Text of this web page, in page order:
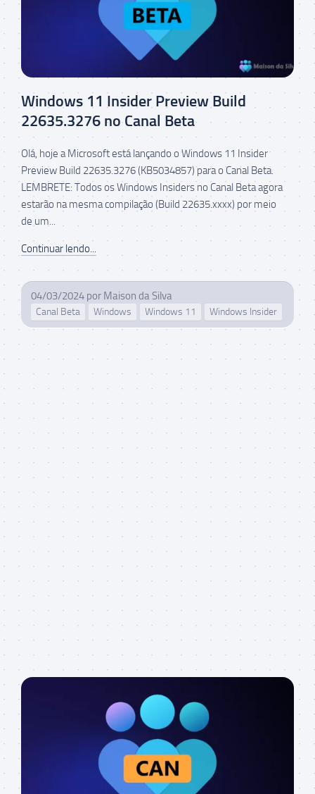
Windows 11 Insider Preview Build
22635.3276 no Canal Beta
Olá, hoje a Microsoft está lançando o Windows 11 Insider
Preview Build 22635.3276 (KB5034857) para o Canal Beta.
LEMBRETE: Todos os Windows Insiders no Canal Beta agora
estarão na mesma compilação (Build 22635.xxxx) por meio
de um...
Continuar lendo...
04/03/2024 por Maison da Silva
Canal Beta Windows Windows 11 Windows Insider